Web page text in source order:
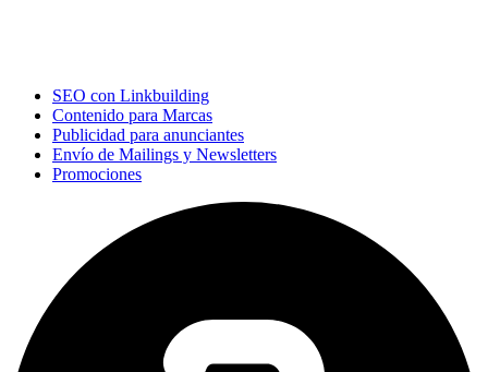
SEO con Linkbuilding
Contenido para Marcas
Publicidad para anunciantes
Envío de Mailings y Newsletters
Promociones